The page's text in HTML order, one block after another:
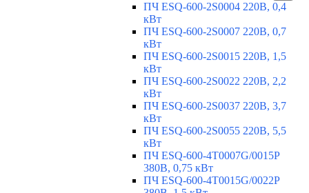
ПЧ ESQ-600-2S0004 220В, 0,4
кВт
ПЧ ESQ-600-2S0007 220В, 0,7
кВт
ПЧ ESQ-600-2S0015 220В, 1,5
кВт
ПЧ ESQ-600-2S0022 220В, 2,2
кВт
ПЧ ESQ-600-2S0037 220В, 3,7
кВт
ПЧ ESQ-600-2S0055 220В, 5,5
кВт
ПЧ ESQ-600-4T0007G/0015P
380В, 0,75 кВт
ПЧ ESQ-600-4T0015G/0022P